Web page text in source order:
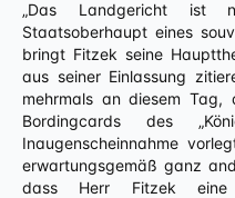
„Das Landgericht ist
Staatsoberhaupt eines
bringt Fitzek seine
aus seiner Einlassung
mehrmals an diesem Tag,
Bordingcards des
Inaugenscheinnahme
erwartungsgemäß ganz
dass Herr Fitzek eine